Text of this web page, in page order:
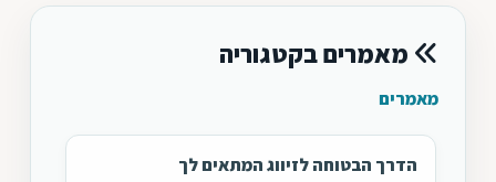
מאמרים בקטגוריה
מאמרים
הדרך הבטוחה לזיווג המתאים לך